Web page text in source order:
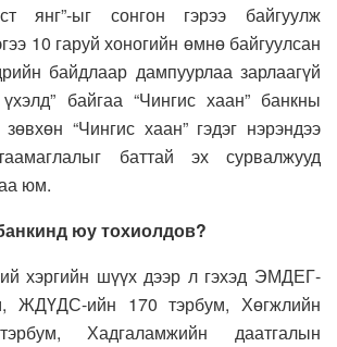
янг”-ыг сонгон гэрээ байгуулж
10 гаруй хоногийн өмнө байгуулсан
байдлаар дампуурлаа зарлаагүй
байгаа “Чингис хаан” банкны
“Чингис хаан” гэдэг нэрэндээ
баттай эх сурвалжууд
юм.
юу тохиолдов?
хэргийн шүүх дээр л гэхэд ЭМДЕГ-
ЖДҮДС-ийн 170 тэрбум, Хөгжлийн
Хадгаламжийн даатгалын